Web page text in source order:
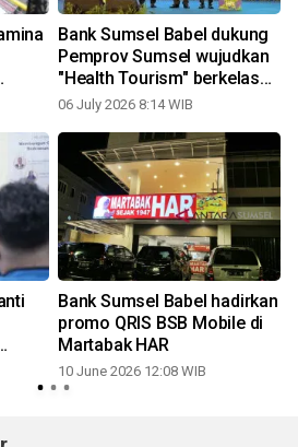
Bank Sumsel Babel dukung
Pemprov Sumsel wujudkan
"Health Tourism" berkelas
nasional
06 July 2026 8:14 WIB
Bank Sumsel Babel hadirkan
promo QRIS BSB Mobile di
Martabak HAR
10 June 2026 12:08 WIB